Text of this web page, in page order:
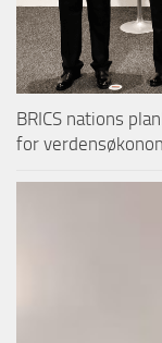
BRICS nations
for